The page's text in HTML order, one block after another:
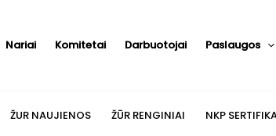
Nariai Komitetai Darbuotojai Paslaugos
ŽUR NAUJIENOS ŽŪR RENGINIAI NKP